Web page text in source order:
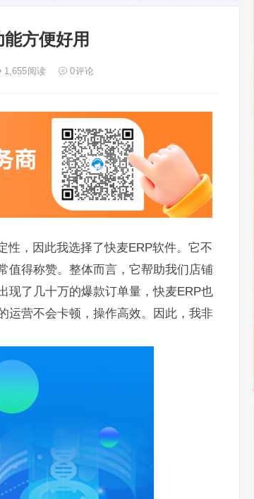
方便好用
1,655阅读 0评论
性，因此我选择了快麦ERP软件。它不
值得称赞。整体而言，它帮助我们店铺
现了几十万的爆款订单量，快麦ERP也
运营不会卡顿，操作高效。因此，我非